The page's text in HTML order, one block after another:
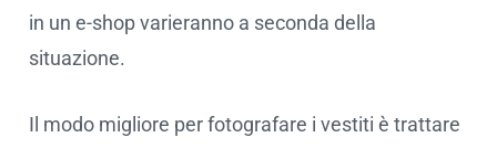
in un e-shop varieranno a seconda della
situazione.
Il modo migliore per fotografare i vestiti è trattare